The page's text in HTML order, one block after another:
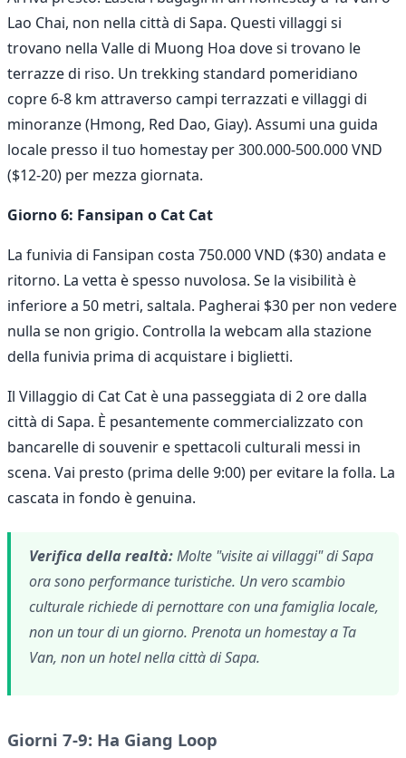
Lao Chai, non nella città di Sapa. Questi villaggi si
trovano nella Valle di Muong Hoa dove si trovano le
terrazze di riso. Un trekking standard pomeridiano
copre 6-8 km attraverso campi terrazzati e villaggi di
minoranze (Hmong, Red Dao, Giay). Assumi una guida
locale presso il tuo homestay per 300.000-500.000 VND
($12-20) per mezza giornata.
Giorno 6: Fansipan o Cat Cat
La funivia di Fansipan costa 750.000 VND ($30) andata e
ritorno. La vetta è spesso nuvolosa. Se la visibilità è
inferiore a 50 metri, saltala. Pagherai $30 per non vedere
nulla se non grigio. Controlla la webcam alla stazione
della funivia prima di acquistare i biglietti.
Il Villaggio di Cat Cat è una passeggiata di 2 ore dalla
città di Sapa. È pesantemente commercializzato con
bancarelle di souvenir e spettacoli culturali messi in
scena. Vai presto (prima delle 9:00) per evitare la folla. La
cascata in fondo è genuina.
Verifica della realtà:Molte "visite ai villaggi" di Sapa
ora sono performance turistiche. Un vero scambio
culturale richiede di pernottare con una famiglia locale,
non un tour di un giorno. Prenota un homestay a Ta
Van, non un hotel nella città di Sapa.
Giorni 7-9: Ha Giang Loop